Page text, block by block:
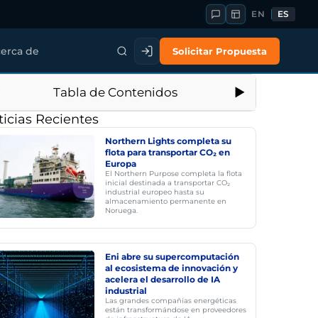
EN ES
de Solicitar Propuesta
Tabla de Contenidos
Recientes
Northern Lights completa su
flota para transportar CO₂ en
Europa
El Northern Purpose completa la flota
inicial destinada a transportar CO₂
industrial europeo hasta su
almacenamiento permanente en
Noruega.
Eni abre su supercomputación
al ecosistema de innovación y
acelera el desarrollo de IA
industrial
Las grandes compañías energéticas
están transformándose en proveedores